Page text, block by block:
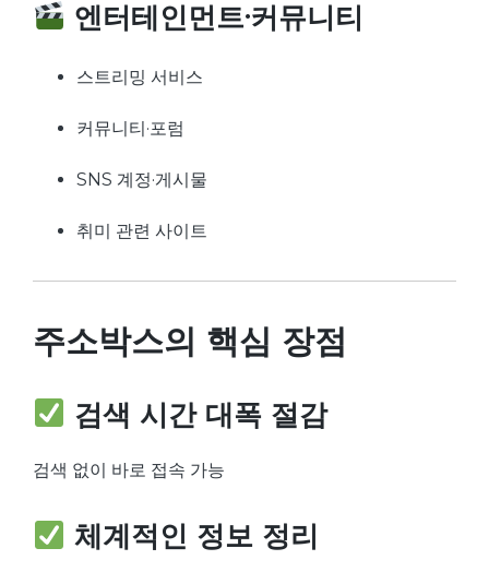
엔터테인먼트·커뮤니티
스트리밍 서비스
커뮤니티·포럼
SNS 계정·게시물
취미 관련 사이트
주소박스의 핵심 장점
검색 시간 대폭 절감
검색 없이 바로 접속 가능
체계적인 정보 정리